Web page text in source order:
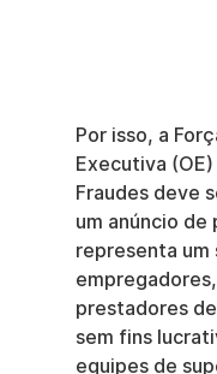
Por isso, a
Executiva
Fraudes deve
um anúncio
representa um
prestadores
sem fins
equipes de